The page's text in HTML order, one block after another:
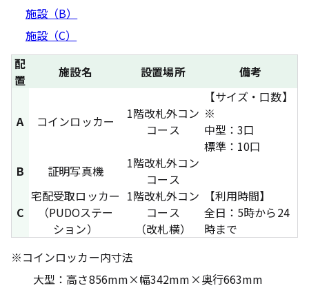
施設（B）
施設（C）
配
置
施設名 設置場所 備考
A コインロッカー
1階改札外コン
コース
【サイズ・口数】
※
中型：3口
標準：10口
B
証明写真機
1階改札外コン
コース
C
宅配受取ロッカー
（PUDOステー
ション）
1階改札外コン
コース
（改札横）
【利用時間】
全日：5時から24
時まで
※コインロッカー内寸法
大型：高さ856mm×幅342mm×奥行663mm